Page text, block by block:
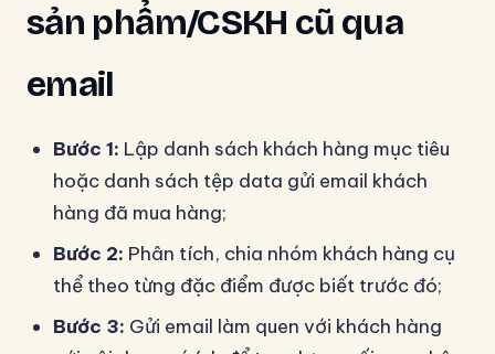
sản phẩm/CSKH cũ qua
email
Bước 1: Lập danh sách khách hàng mục tiêu
hoặc danh sách tệp data gửi email khách
hàng đã mua hàng;
Bước 2: Phân tích, chia nhóm khách hàng cụ
thể theo từng đặc điểm được biết trước đó;
Bước 3: Gửi email làm quen với khách hàng